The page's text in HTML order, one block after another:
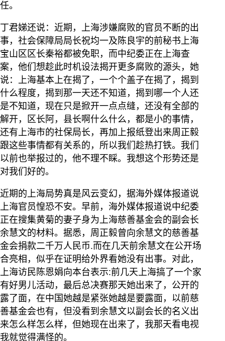
任。
丁君娣还说：近期，上海涉嫌腐败的官员不断的出
事，社会保障局局长祝均一及陈良宇的前秘书上海
宝山区区长秦裕都被免职，而中纪委正在上海查
案，他们想趁此时机设法揭开更多腐败的源头，她
说：上海基本上在揭了，一个个盖子在揭了，揭到
什么程度，揭到那一天还不知道，揭到哪一个人还
是不知道，现在只是掀开一点点缝，还没有全部的
解开，区长阿，县长啊什么什么，都是小的事情，
还有上海市的社保局长，再加上报纸登出来周正毅
跟这些事情都有关系的，所以我们趁热打铁。我们
以前也举报过的，他不理不睬。我想这个形势还是
对我们好的。
近期的上海局势真是风云变幻，据海外媒体报道说
上海官员惶恐不安。早前，海外媒体报道说中纪委
正在搜集黄菊的妻子身为上海慈善基金会的副会长
余慧文的材料。据悉，周正毅曾向余慧文的慈善基
金会捐款二千万人民币.而在几天前余慧文在公开场
合亮相，似乎在证明给外界看她没有出事。对此，
上海访民陈恩娟向本台表示:前几天上海搞了一个家
有好男儿活动，最后总决赛那天她出来了，公开的
露了面，在中国她越是紧张她越是要露面，以前慈
善基金会也有，但没看到余慧文以副会长的名义出
来怎么样怎么样，但她现在出来了，我那天看电视
我就觉得满怪的。